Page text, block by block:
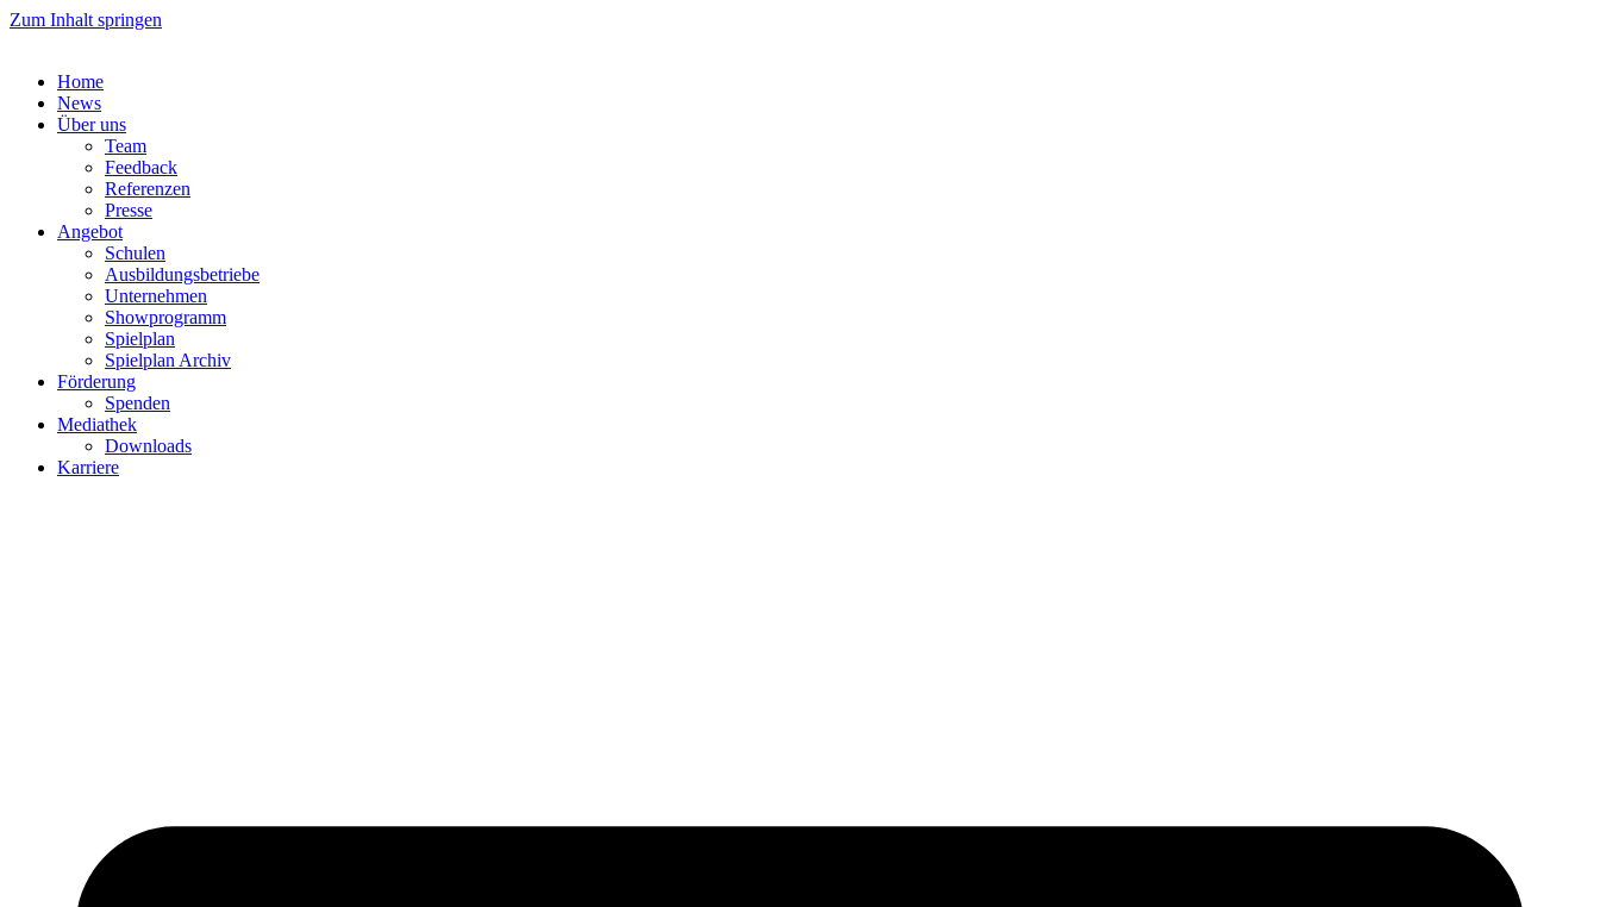
Zum Inhalt springen
Home
News
Über uns
Team
Feedback
Referenzen
Presse
Angebot
Schulen
Ausbildungsbetriebe
Unternehmen
Showprogramm
Spielplan
Spielplan Archiv
Förderung
Spenden
Mediathek
Downloads
Karriere